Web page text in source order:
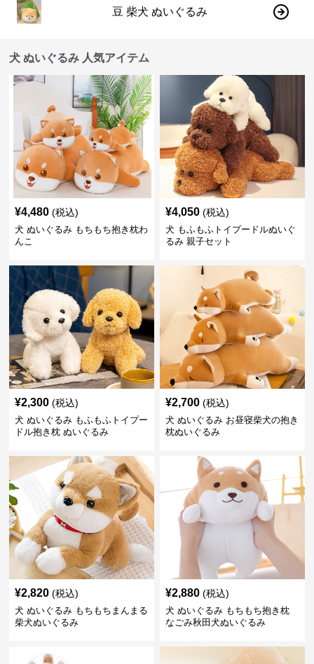
豆 柴犬 ぬいぐるみ
犬 ぬいぐるみ 人気アイテム
¥4,480 (税込)
犬 ぬいぐるみ もちもち抱き枕わ
んこ
¥4,050 (税込)
犬 もふもふトイプードルぬいぐ
るみ 親子セット
¥2,300 (税込)
犬 ぬいぐるみ もふもふトイプー
ドル抱き枕 ぬいぐるみ
¥2,700 (税込)
犬 ぬいぐるみ お昼寝柴犬の抱き
枕ぬいぐるみ
¥2,820 (税込)
犬 ぬいぐるみ もちもちまんまる
柴犬ぬいぐるみ
¥2,880 (税込)
犬 ぬいぐるみ もちもち抱き枕
なごみ秋田犬ぬいぐるみ